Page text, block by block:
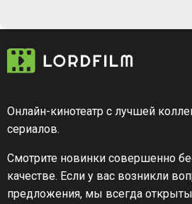
Онлайн-кинотеатр с лучшей
сериалов.
Смотрите новинки совершенно
качестве. Если у вас возникли
предложения, мы всегда